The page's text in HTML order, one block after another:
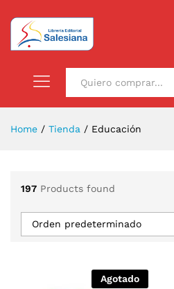
Home / Tienda / Educación
197 Products found
Orden predeterminado
Agotado